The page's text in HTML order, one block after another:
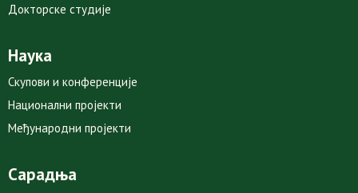
Докторске студије
Наука
Скупови и конференције
Национални пројекти
Међународни пројекти
Сарадња